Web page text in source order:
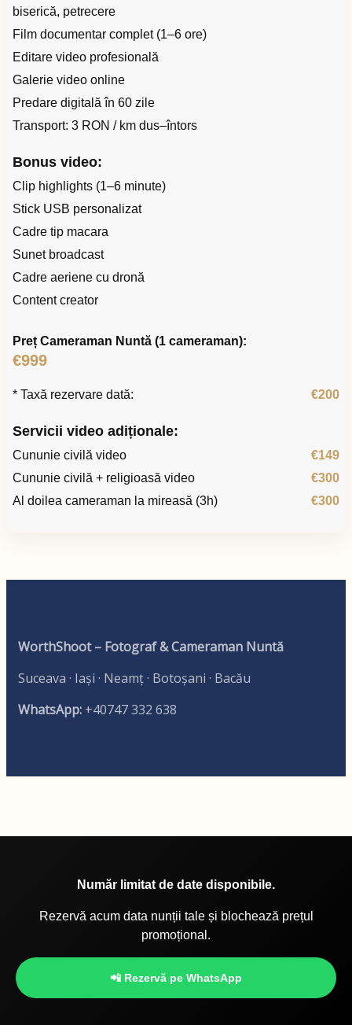
biserică, petrecere
Film documentar complet (1–6 ore)
Editare video profesională
Galerie video online
Predare digitală în 60 zile
Transport: 3 RON / km dus–întors
Bonus video:
Clip highlights (1–6 minute)
Stick USB personalizat
Cadre tip macara
Sunet broadcast
Cadre aeriene cu dronă
Content creator
Preț Cameraman Nuntă (1 cameraman):
€999
* Taxă rezervare dată: €200
Servicii video adiționale:
Cununie civilă video
€149
Cununie civilă + religioasă video
€300
Al doilea cameraman la mireasă (3h)
€300
WorthShoot – Fotograf & Cameraman Nuntă
Suceava · Iași · Neamț · Botoșani · Bacău
WhatsApp: +40747 332 638
Număr limitat de date disponibile.
Rezervă acum data nunții tale și blochează prețul
promoțional.
📲 Rezervă pe WhatsApp